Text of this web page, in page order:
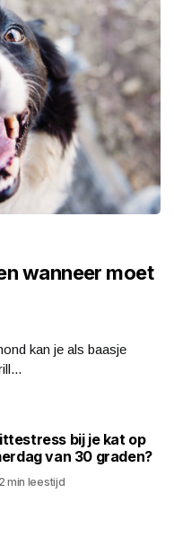
wanneer moet
kan je als baasje
bij je kat op
van 30 graden?
2 min leestijd